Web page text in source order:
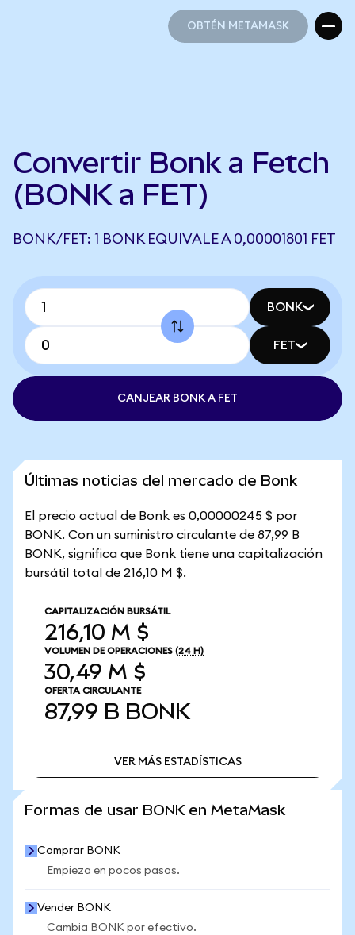
OBTÉN METAMASK
Convertir Bonk a Fetch
(BONK a FET)
BONK/FET: 1 BONK EQUIVALE A 0,00001801 FET
BONK
FET
CANJEAR BONK A FET
Últimas noticias del mercado de Bonk
El precio actual de Bonk es 0,00000245 $ por
BONK. Con un suministro circulante de 87,99 B
BONK, significa que Bonk tiene una capitalización
bursátil total de 216,10 M $.
CAPITALIZACIÓN BURSÁTIL
216,10 M $
VOLUMEN DE OPERACIONES (24 H)
30,49 M $
OFERTA CIRCULANTE
87,99 B BONK
VER MÁS ESTADÍSTICAS
Formas de usar BONK en MetaMask
Comprar BONK
Empieza en pocos pasos.
Vender BONK
Cambia BONK por efectivo.